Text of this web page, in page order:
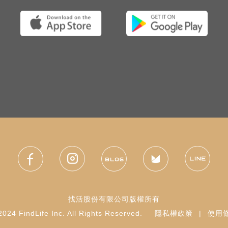
找活股份有限公司版權所有
FindLife Inc. All Rights Reserved.
隱私權政策 | 使用